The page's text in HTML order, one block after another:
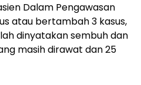
Dalam Pengawasan
atau bertambah 3 kasus,
dinyatakan sembuh dan
masih dirawat dan 25